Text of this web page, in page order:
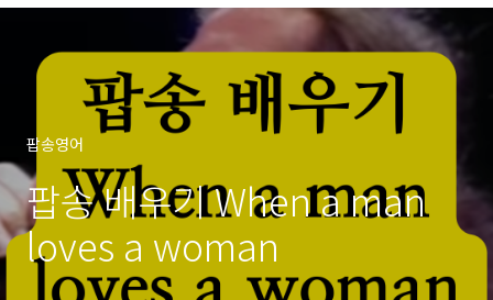
팝송영어
팝송 배우기 When a man
loves a woman